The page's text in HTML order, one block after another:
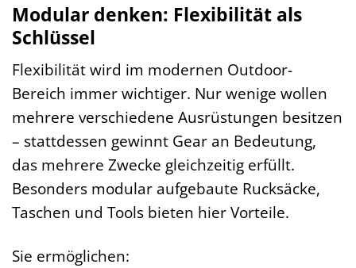
Modular denken: Flexibilität als
Schlüssel
Flexibilität wird im modernen Outdoor-
Bereich immer wichtiger. Nur wenige wollen
mehrere verschiedene Ausrüstungen besitzen
– stattdessen gewinnt Gear an Bedeutung,
das mehrere Zwecke gleichzeitig erfüllt.
Besonders modular aufgebaute Rucksäcke,
Taschen und Tools bieten hier Vorteile.
Sie ermöglichen: